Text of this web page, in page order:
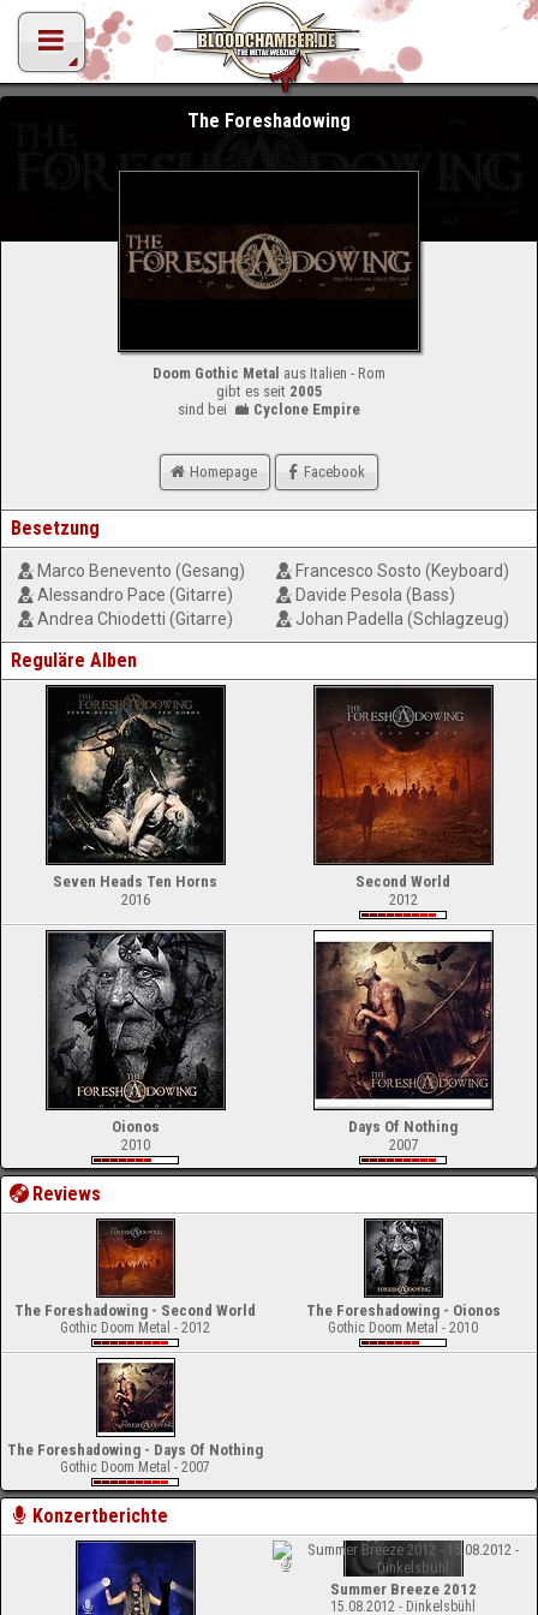
The Foreshadowing
Doom Gothic Metal aus Italien - Rom
gibt es seit 2005
sind bei
Cyclone Empire
Homepage Facebook
Besetzung
Marco Benevento (Gesang)
Alessandro Pace (Gitarre)
Andrea Chiodetti (Gitarre)
Francesco Sosto (Keyboard)
Davide Pesola (Bass)
Johan Padella (Schlagzeug)
Reguläre Alben
Seven Heads Ten Horns
2016
Second World
2012
Oionos
2010
Days Of Nothing
2007
Reviews
The Foreshadowing - Second World
Gothic Doom Metal - 2012
The Foreshadowing - Oionos
Gothic Doom Metal - 2010
The Foreshadowing - Days Of Nothing
Gothic Doom Metal - 2007
Konzertberichte
Summer Breeze 2012
15.08.2012 - Dinkelsbühl